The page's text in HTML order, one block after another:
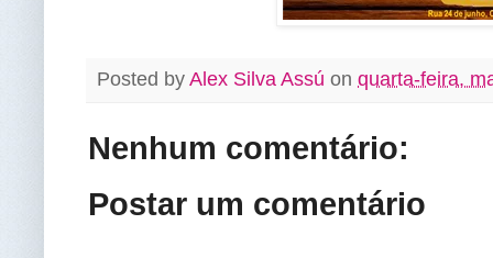
Posted by Alex Silva Assú on quarta-feira,
Nenhum comentário:
Postar um comentário